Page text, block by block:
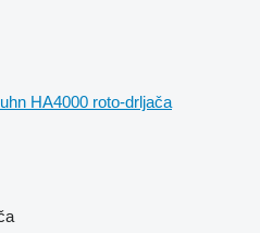
HA4000 roto-drljača